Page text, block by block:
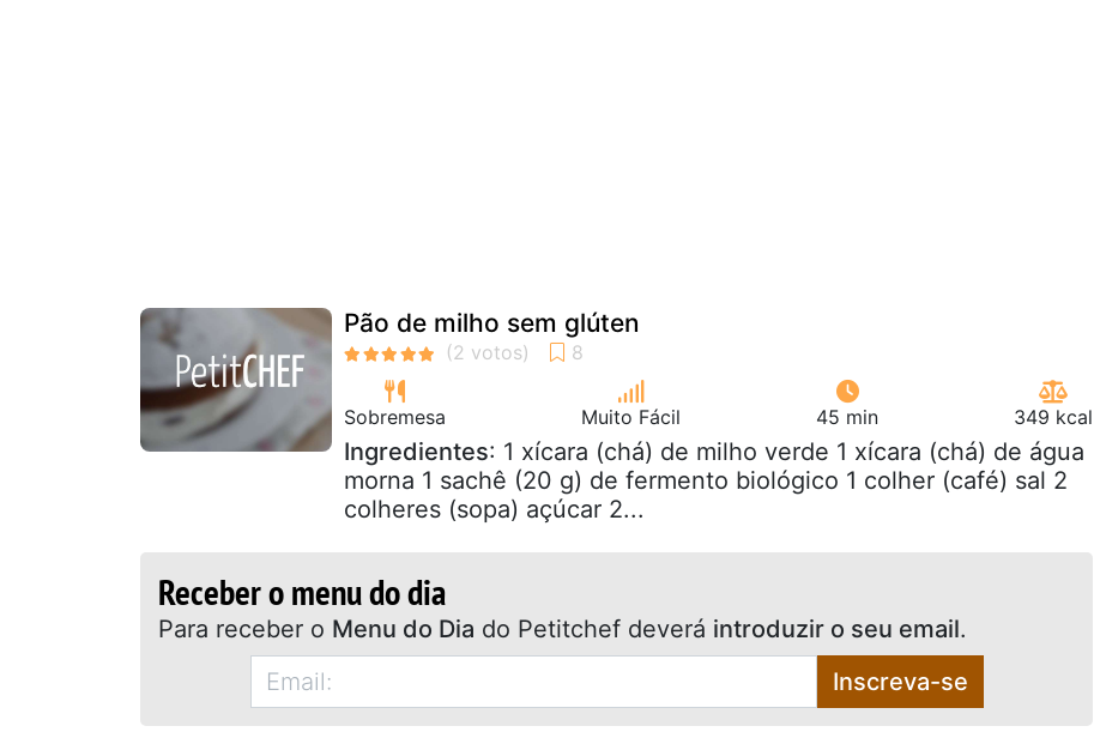
Pão de milho sem glúten
Sobremesa Muito Fácil 45 min 349 kcal
Ingredientes: 1 xícara (chá) de milho verde 1 xícara (chá) de água
morna 1 sachê (20 g) de fermento biológico 1 colher (café) sal 2
colheres (sopa) açúcar 2...
Receber o menu do dia
Para receber o Menu do Dia do Petitchef deverá introduzir o seu email.
Inscreva-se